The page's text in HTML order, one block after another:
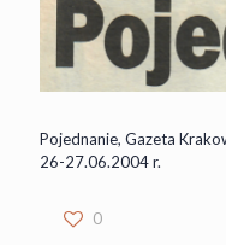
Pojednanie, Gazeta
26-27.06.2004 r.
0